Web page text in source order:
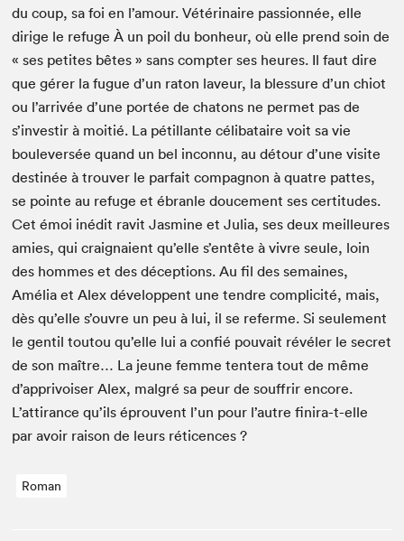
du coup, sa foi en l’amour. Vétéri­naire pas­sion­née, elle
dirige le refuge À un poil du bon­heur, où elle prend soin de
« ses petites bêtes » sans compter ses heures. Il faut dire
que gér­er la fugue d’un raton laveur, la blessure d’un chiot
ou l’arrivée d’une portée de cha­tons ne per­met pas de
s’investir à moitié. La pétil­lante céli­bataire voit sa vie
boulever­sée quand un bel incon­nu, au détour d’une vis­ite
des­tinée à trou­ver le par­fait com­pagnon à qua­tre pattes,
se pointe au refuge et ébran­le douce­ment ses cer­ti­tudes.
Cet émoi inédit rav­it Jas­mine et Julia, ses deux meilleures
amies, qui craig­naient qu’elle s’entête à vivre seule, loin
des hommes et des décep­tions. Au fil des semaines,
Amélia et Alex dévelop­pent une ten­dre com­plic­ité, mais,
dès qu’elle s’ouvre un peu à lui, il se referme. Si seule­ment
le gen­til toutou qu’elle lui a con­fié pou­vait révéler le secret
de son maître… La jeune femme ten­tera tout de même
d’apprivoiser Alex, mal­gré sa peur de souf­frir encore.
L’attirance qu’ils éprou­vent l’un pour l’autre fini­ra-t-elle
par avoir rai­son de leurs réticences ?
Roman